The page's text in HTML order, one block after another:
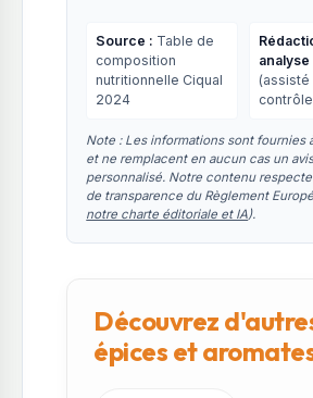
Source : Table de
composition
nutritionnelle Ciqual
2024
analyse
(assisté
Note : Les informations sont fournies
et ne remplacent en aucun cas un
personnalisé. Notre contenu
de transparence du Règlement
notre charte éditoriale et IA).
Découvrez
épices et